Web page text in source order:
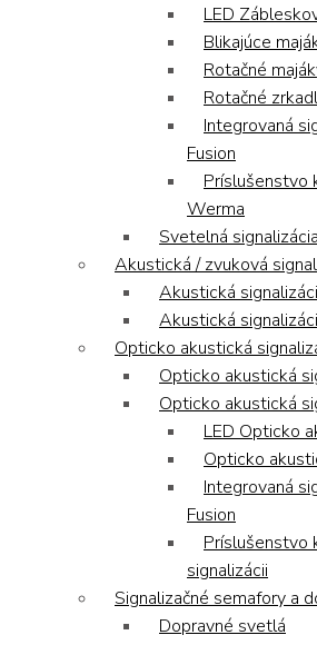
LED
Blikajúce
Rotačné
Rotačné
Integrovaná
Fusion
Príslušenstvo
Werma
Svetelná
Akustická / zvuková
Akustická
Akustická
Opticko akustická
Opticko akustická
Opticko akustická
LED Opticko
Opticko
Integrovaná
Fusion
Príslušenstvo
signalizácii
Signalizačné semafory a
Dopravné svetlá